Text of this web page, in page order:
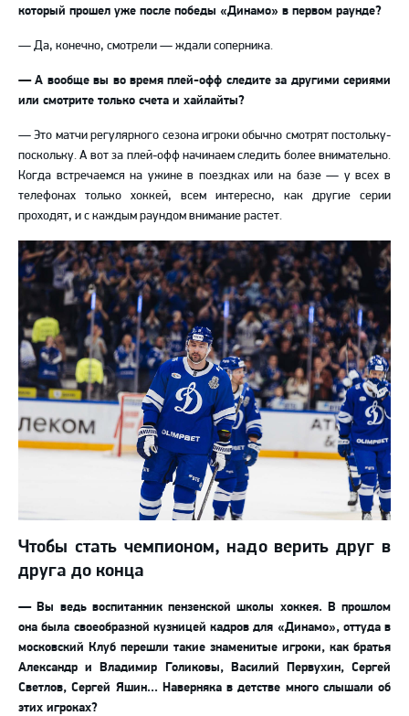
который прошел уже после победы «Динамо» в первом раунде?
—Да, конечно, смотрели—ждали соперника.
—А вообще вы во время плей-офф следите за другими сериями
или смотрите только счета и хайлайты?
—Это матчи регулярного сезона игроки обычно смотрят постольку-
поскольку. А вот за плей-офф начинаем следить более внимательно.
Когда встречаемся на ужине в поездках или на базе— у всех в
телефонах только хоккей, всем интересно, как другие серии
проходят, и с каждым раундом внимание растет.
Чтобы стать чемпионом, надо верить друг в
друга до конца
—Вы ведь воспитанник пензенской школы хоккея. В прошлом
она была своеобразной кузницей кадров для «Динамо», оттуда в
московский Клуб перешли такие знаменитые игроки, как братья
Александр и Владимир Голиковы, Василий Первухин, Сергей
Светлов, Сергей Яшин... Наверняка в детстве много слышали об
этих игроках?